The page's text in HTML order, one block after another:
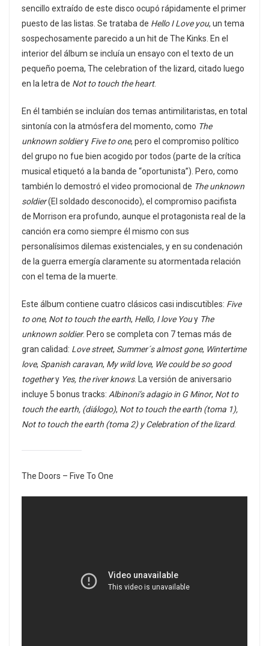
sencillo extraído de este disco ocupó rápidamente el primer
puesto de las listas. Se trataba de Hello I Love you, un tema
sospechosamente parecido a un hit de The Kinks. En el
interior del álbum se incluía un ensayo con el texto de un
pequeño poema, The celebration of the lizard, citado luego
en la letra de Not to touch the heart.
En él también se incluían dos temas antimilitaristas, en total
sintonía con la atmósfera del momento, como The
unknown soldiery Five to one, pero el compromiso político
del grupo no fue bien acogido por todos (parte de la crítica
musical etiquetó a la banda de “oportunista”). Pero, como
también lo demostró el video promocional de The unknown
soldier(El soldado desconocido), el compromiso pacifista
de Morrison era profundo, aunque el protagonista real de la
canción era como siempre él mismo con sus
personalísimos dilemas existenciales, y en su condenación
de la guerra emergía claramente su atormentada relación
con el tema de la muerte.
Este álbum contiene cuatro clásicos casi indiscutibles: Five
to one, Not to touch the earth, Hello, I love Youy The
unknown soldier. Pero se completa con 7 temas más de
gran calidad: Love street, Summer´s almost gone, Wintertime
love, Spanish caravan, My wild love, We could be so good
togethery Yes, the river knows. La versión de aniversario
incluye 5 bonus tracks: Albinoni’s adagio in G Minor, Not to
touch the earth, (diálogo), Not to touch the earth (toma 1),
Not to touch the earth (toma 2) y Celebration of the lizard.
The Doors – Five To One